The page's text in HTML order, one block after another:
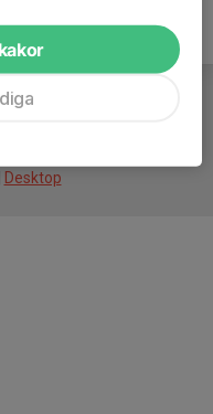
Desktop